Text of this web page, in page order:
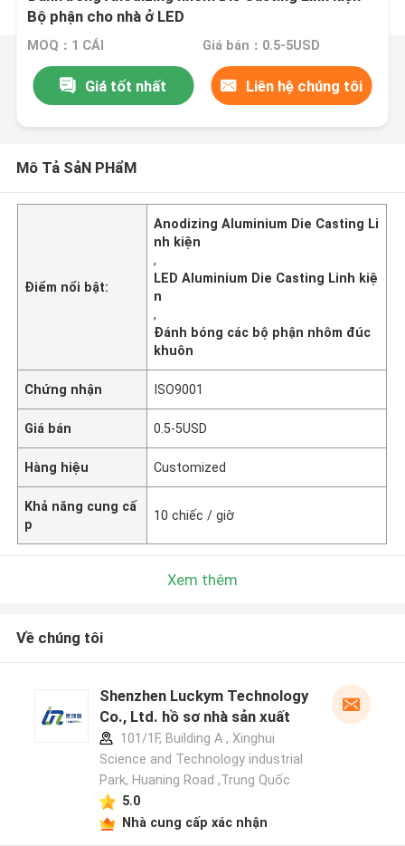
Bộ phận cho nhà ở LED
MOQ：1 CÁI Giá bán：0.5-5USD
Giá tốt nhất Liên hệ chúng tôi
Mô Tả SảN PHẩM
Điểm nổi bật:
Anodizing Aluminium Die Casting Li
nh kiện
,
LED Aluminium Die Casting Linh kiệ
n
,
Đánh bóng các bộ phận nhôm đúc
khuôn
Chứng nhận ISO9001
Giá bán 0.5-5USD
Hàng hiệu Customized
Khả năng cung cấ
p
10 chiếc / giờ
Xem thêm
Về chúng tôi
Shenzhen Luckym Technology
Co., Ltd. hồ sơ nhà sản xuất
101/1F, Building A , Xinghui
Science and Technology industrial
Park, Huaning Road ,Trung Quốc
5.0
Nhà cung cấp xác nhận